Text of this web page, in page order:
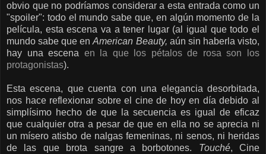
obvio que no podríamos considerar a esta entrada como un
"spoiler": todo el mundo sabe que, en algún momento de la
película, esta escena va a tener lugar (al igual que todo el
mundo sabe que enAmerican Beauty, aún sin haberla visto,
hay una escena en la que los pétalos de rosa son los
protagonistas).
Esta escena, que cuenta con una elegancia desorbitada,
nos hace reflexionar sobre el cine de hoy en día debido al
simplísimo hecho de que la secuencia es igual de eficaz
que cualquier otra a pesar de que en ella no se aprecia ni
un mísero atisbo de nalgas femeninas, ni senos, ni heridas
de las que brota sangre a borbotones. Touché, Cine